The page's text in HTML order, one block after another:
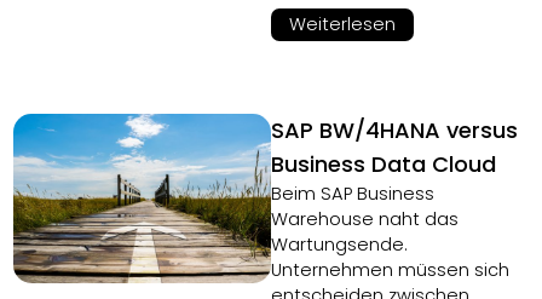
Weiterlesen
SAP BW/4HANA versus
Business Data Cloud
Beim SAP Business
Warehouse naht das
Wartungsende.
Unternehmen müssen sich